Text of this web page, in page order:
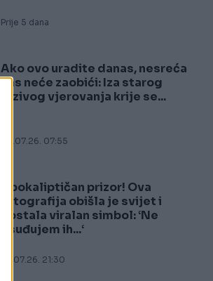
Prije 5 dana
Ako ovo uradite danas, nesreća
vas neće zaobići: Iza starog
jezivog vjerovanja krije se...
30.07.26. 07:55
Apokaliptičan prizor! Ova
fotografija obišla je svijet i
postala viralan simbol: ‘Ne
osuđujem ih...‘
27.07.26. 21:30